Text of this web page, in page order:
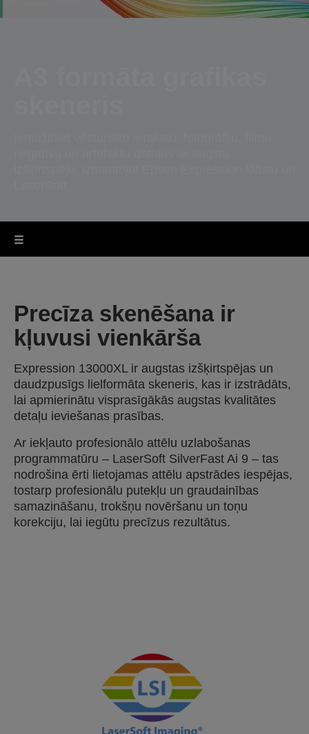
Precīza skenēšana ir
kļuvusi vienkārša
Expression 13000XL ir augstas izšķirtspējas un
daudzpusīgs lielformāta skeneris, kas ir izstrādāts,
lai apmierinātu visprasīgākās augstas kvalitātes
detaļu ieviešanas prasības.
Ar iekļauto profesionālo attēlu uzlabošanas
programmatūru – LaserSoft SilverFast Ai 9 – tas
nodrošina ērti lietojamas attēlu apstrādes iespējas,
tostarp profesionālu putekļu un graudainības
samazināšanu, trokšņu novēršanu un toņu
korekciju, lai iegūtu precīzus rezultātus.